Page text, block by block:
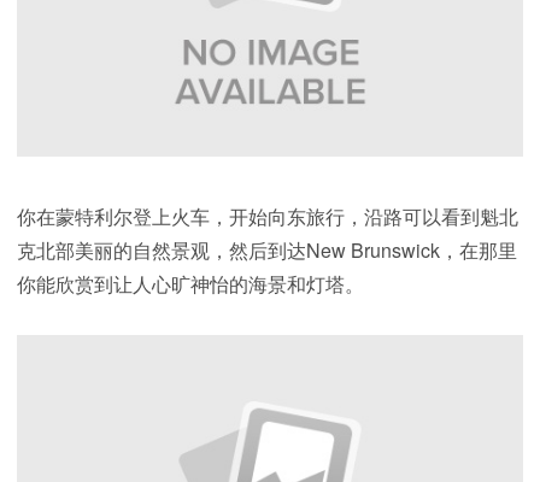
你在蒙特利尔登上火车，开始向东旅行，沿路可以看到魁北
克北部美丽的自然景观，然后到达New Brunswick，在那里
你能欣赏到让人心旷神怡的海景和灯塔。